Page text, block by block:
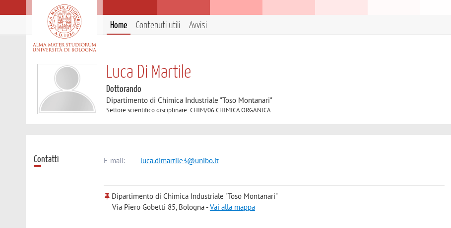
Home Contenuti utili Avvisi
Luca Di Martile
Dottorando
Dipartimento di Chimica Industriale "Toso Montanari"
Settore scientifico disciplinare: CHIM/06 CHIMICA ORGANICA
Contatti E-mail: luca.dimartile3@unibo.it
Dipartimento di Chimica Industriale "Toso Montanari"
Via Piero Gobetti 85, Bologna -Vai alla mappa